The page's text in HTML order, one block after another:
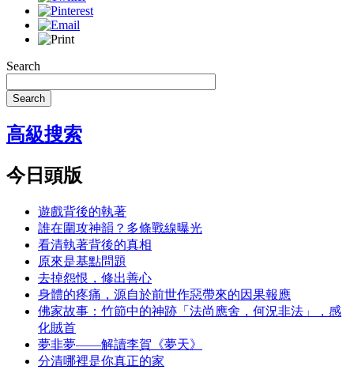
Search
Search
高級搜索
今日頭版
遊戲背後的執著
誰在圍攻神韻？多條戰線曝光
看清執著背後的真相
原來是基點問題
去掉怨恨，修出善心
身體的疼痛，源自於前世作惡帶來的因果報應
佛家故事：竹節中的神跡「法尚應舍，何況非法」，感
化賊首
夢非夢——解讀李賀《夢天》
分清哪裡是你真正的家